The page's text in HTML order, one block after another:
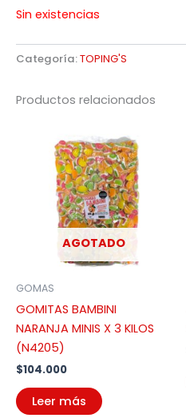
Sin existencias
Categoría:TOPING'S
Productos relacionados
AGOTADO
GOMAS
GOMITAS BAMBINI
NARANJA MINIS X 3 KILOS
(N4205)
$104.000
Leer más